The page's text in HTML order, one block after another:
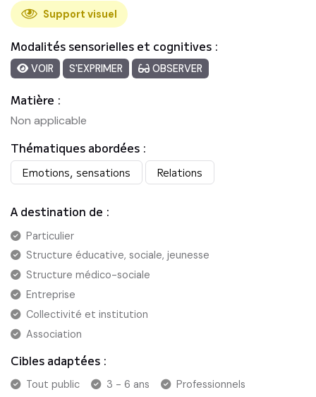
Support visuel
Modalités sensorielles et cognitives :
VOIR S'EXPRIMER OBSERVER
Matière :
Non applicable
Thématiques abordées :
Emotions, sensations Relations
A destination de :
Particulier
Structure éducative, sociale, jeunesse
Structure médico-sociale
Entreprise
Collectivité et institution
Association
Cibles adaptées :
Tout public 3 - 6 ans Professionnels